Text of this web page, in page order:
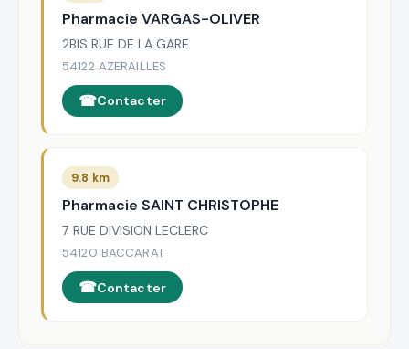
Pharmacie VARGAS-OLIVER
2BIS RUE DE LA GARE
54122 AZERAILLES
Contacter
9.8 km
Pharmacie SAINT CHRISTOPHE
7 RUE DIVISION LECLERC
54120 BACCARAT
Contacter